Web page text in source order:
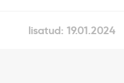
lisatud: 19.01.2024